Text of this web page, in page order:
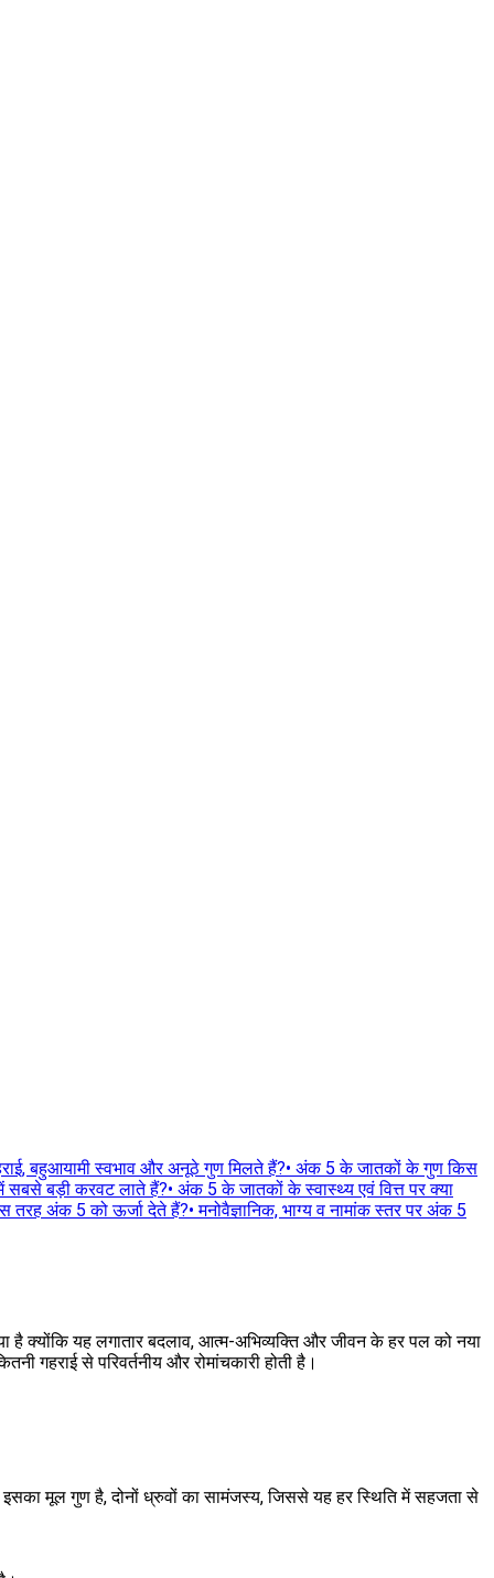
बहुआयामी स्वभाव और अनूठे गुण मिलते हैं?• अंक 5 के जातकों के गुण किस
सबसे बड़ी करवट लाते हैं?• अंक 5 के जातकों के स्वास्थ्य एवं वित्त पर क्या
तरह अंक 5 को ऊर्जा देते हैं?•मनोवैज्ञानिक, भाग्य व नामांक स्तर पर अंक 5
है क्योंकि यह लगातार बदलाव, आत्म-अभिव्यक्ति और जीवन के हर पल को नया
से परिवर्तनीय और रोमांचकारी होती है।
इसका मूल गुण है, दोनों ध्रुवों का सामंजस्य, जिससे यह हर स्थिति में सहजता से